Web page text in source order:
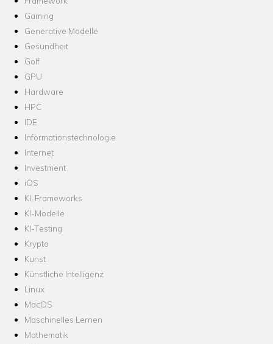
Gaming
Generative Modelle
Gesundheit
Golf
GPU
Hardware
HPC
IDE
Informationstechnologie
Internet
Investment
iOS
KI-Frameworks
KI-Modelle
KI-Testing
Krypto
Kunst
Künstliche Intelligenz
Linux
MacOS
Maschinelles Lernen
Mathematik